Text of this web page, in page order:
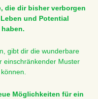
die dir bisher verborgen
und Potential
gibt dir die wunderbare
einschränkender Muster
Möglichkeiten für ein